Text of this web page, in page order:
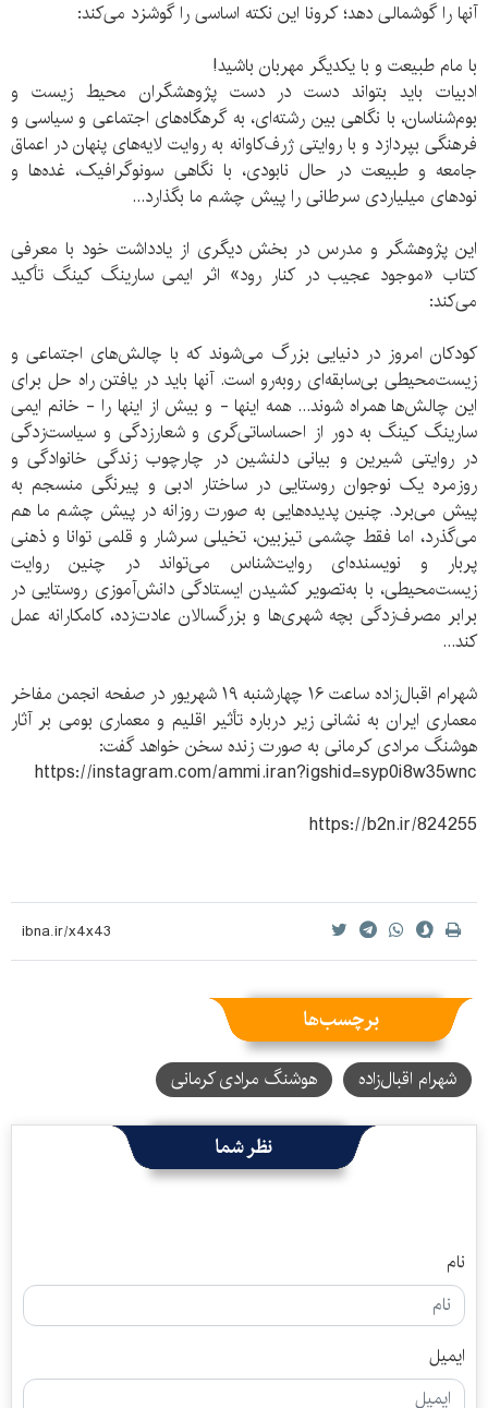
آنها را گوشمالی دهد؛ کرونا این نکته اساسی را گوشزد می‌کند:
با مام طبیعت و با یکدیگر مهربان باشید!
ادبیات باید بتواند دست در دست پژوهشگران محیط زیست و
بوم‌شناسان، با نگاهی بین رشته‌ای، به گرهگاه‌های اجتماعی و سیاسی و
فرهنگی بپردازد و با روایتی ژرف‌کاوانه به روایت لایه‌های پنهان در اعماق
جامعه و طبیعت در حال نابودی، با نگاهی سونوگرافیک، غده‌ها و
نودهای میلیاردی سرطانی را پیش چشم ما بگذارد...
این پژوهشگر و مدرس در بخش دیگری از یادداشت خود با معرفی
کتاب «موجود عجیب در کنار رود» اثر ایمی سارینگ کینگ تأکید
می‌کند:
کودکان امروز در دنیایی بزرگ می‌شوند که با چالش‌های اجتماعی و
زیست‌محیطی بی‌سابقه‌ای روبه‌رو است. آنها باید در یافتن راه حل برای
این چالش‌ها همراه شوند... همه اینها - و بیش از اینها را - خانم ایمی
سارینگ کینگ به دور از احساساتی‌گری و شعارزدگی و سیاست‌زدگی
در روایتی شیرین و بیانی دلنشین در چارچوب زندگی خانوادگی و
روزمره یک نوجوان روستایی در ساختار ادبی و پیرنگی منسجم به
پیش می‌برد. چنین پدیده‌هایی به صورت روزانه در پیش چشم ما هم
می‌گذرد، اما فقط چشمی تیزبین، تخیلی سرشار و قلمی توانا و ذهنی
پربار و نویسنده‌ای روایت‌شناس می‌تواند در چنین روایت
زیست‌محیطی، با به‌تصویر کشیدن ایستادگی دانش‌آموزی روستایی در
برابر مصرف‌زدگی بچه شهری‌ها و بزرگسالان عادت‌زده، کامکارانه عمل
کند...
شهرام اقبال‌زاده ساعت ١۶ چهارشنبه ١٩ شهریور در صفحه انجمن مفاخر
معماری ایران به نشانی زیر درباره تأثیر اقلیم و معماری بومی بر آثار
هوشنگ مرادی کرمانی به صورت زنده سخن خواهد گفت:
https://instagram.com/ammi.iran?igshid=syp0i8w35wnc
https://b2n.ir/824255
برچسب‌ها
شهرام اقبال‌زاده هوشنگ مرادی کرمانی
نظر شما
نام
ایمیل